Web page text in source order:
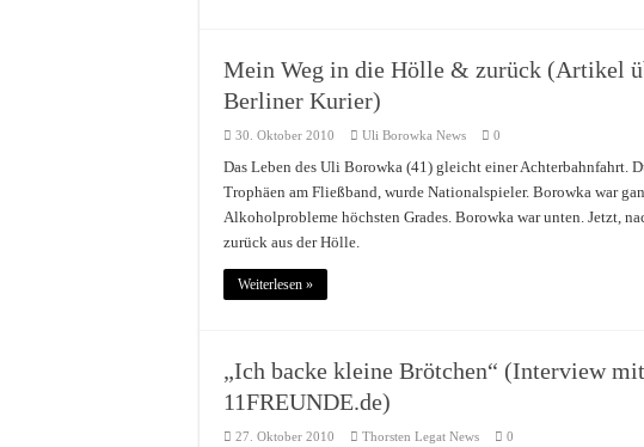
Mein Weg in die Hölle & zurück (Artikel
Berliner Kurier)
30. Oktober 2010 Uli Borowka News 0
Das Leben des Uli Borowka (41) gleicht einer Achterbahnfahrt.
Trophäen am Fließband, wurde Nationalspieler. Borowka war
Alkoholprobleme höchsten Grades. Borowka war unten. Jetzt,
zurück aus der Hölle.
Weiterlesen »
„Ich backe kleine Brötchen“ (Interview
11FREUNDE.de)
27. Oktober 2010 Thorsten Legat News 0